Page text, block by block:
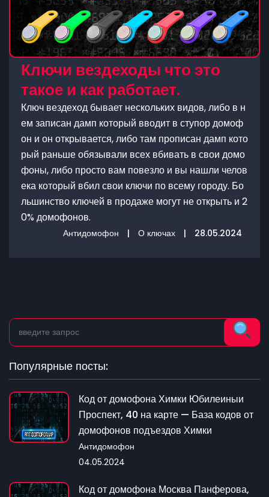
Ключи вездеходы что это
такое и как работает.
Ключ вездеход бывает нескольких видов, либо в н
ем записан дамп который вводит в ступор домоф
он и он открывается, либо там прописан дамп кото
рый раньше обязывали всех вбивать в свои домо
фоны, либо просто вам повезло и вы нашли челов
ека который вбил свои ключи по всему городу. Бо
льшинство ключей в продаже могут не открыть и 2
0% домофонов.
Антидомофон | О ключах | 28.05.2024
Популярные посты:
Код от домофона Химки Юбилеиныи
Проспект, 40 на карте — База кодов от
домофонов подъездов Химки
Антидомофон
04.05.2024
Код от домофона Москва Панферова,